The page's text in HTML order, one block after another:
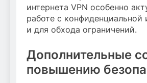
интернета VPN особенно
работе с
и для обхода ограничений.
Дополнительные
повышению